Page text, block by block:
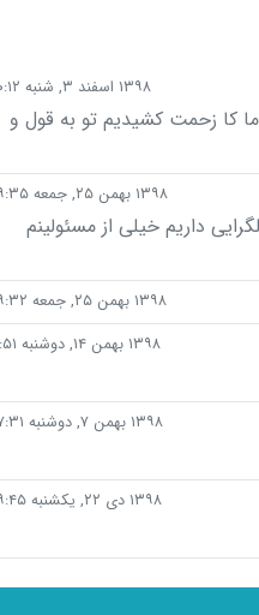
۱۳۹۸ اسفند ۳, شنبه ۱۰:۱۲
ما کا زحمت کشیدیم تو به قول و
۱۳۹۸ بهمن ۲۵, جمعه ۱۹:۳۵
داریم خیلی از مسئولینم
۱۳۹۸ بهمن ۲۵, جمعه ۱۹:۳۲
۱۳۹۸ بهمن ۱۴, دوشنبه ۰:۵۱
۱۳۹۸ بهمن ۷, دوشنبه ۱۷:۳۱
۱۳۹۸ دی ۲۲, یکشنبه ۱۹:۴۵